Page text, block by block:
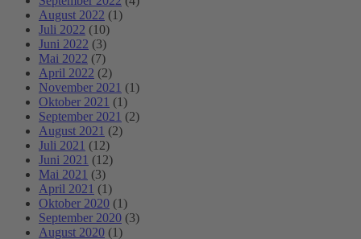
August 2022 (1)
Juli 2022 (10)
Juni 2022 (3)
Mai 2022 (7)
April 2022 (2)
November 2021 (1)
Oktober 2021 (1)
September 2021 (2)
August 2021 (2)
Juli 2021 (12)
Juni 2021 (12)
Mai 2021 (3)
April 2021 (1)
Oktober 2020 (1)
September 2020 (3)
August 2020 (1)